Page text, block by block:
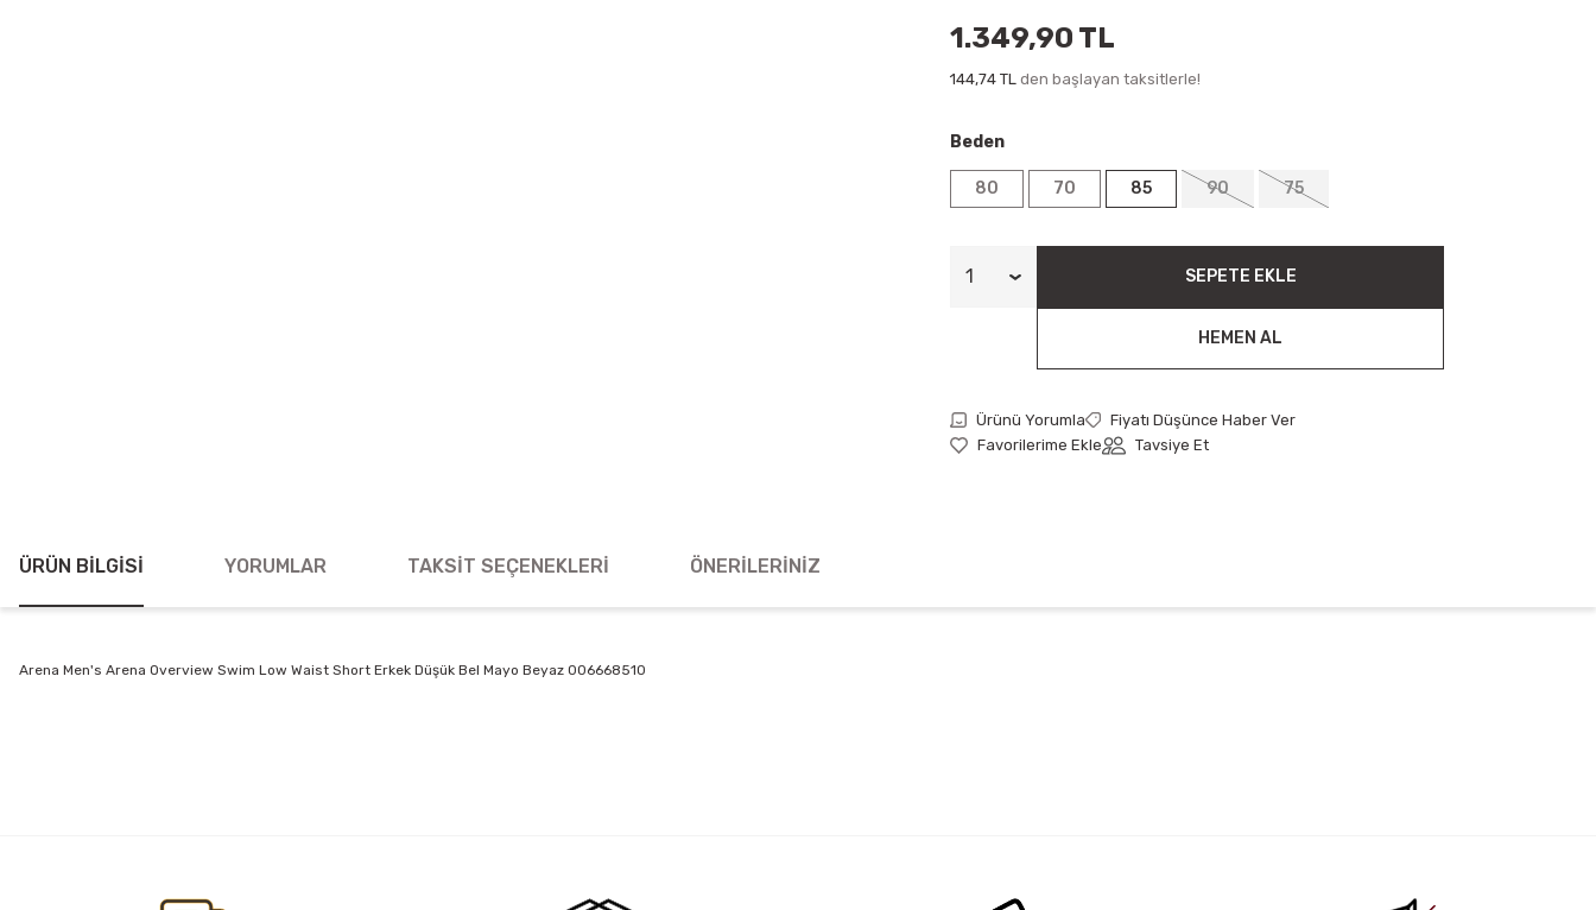
1.349,90 TL
144,74 TL den başlayan taksitlerle!
Beden
80 70 85 90 75
SEPETE EKLE
HEMEN AL
Ürünü Yorumla
Fiyatı Düşünce Haber Ver
Tavsiye Et
ÜRÜN BILGISI YORUMLAR TAKSIT SEÇENEKLERI ÖNERILERINIZ
Arena Men's Arena Overview Swim Low Waist Short Erkek Düşük Bel Mayo Beyaz 006668510